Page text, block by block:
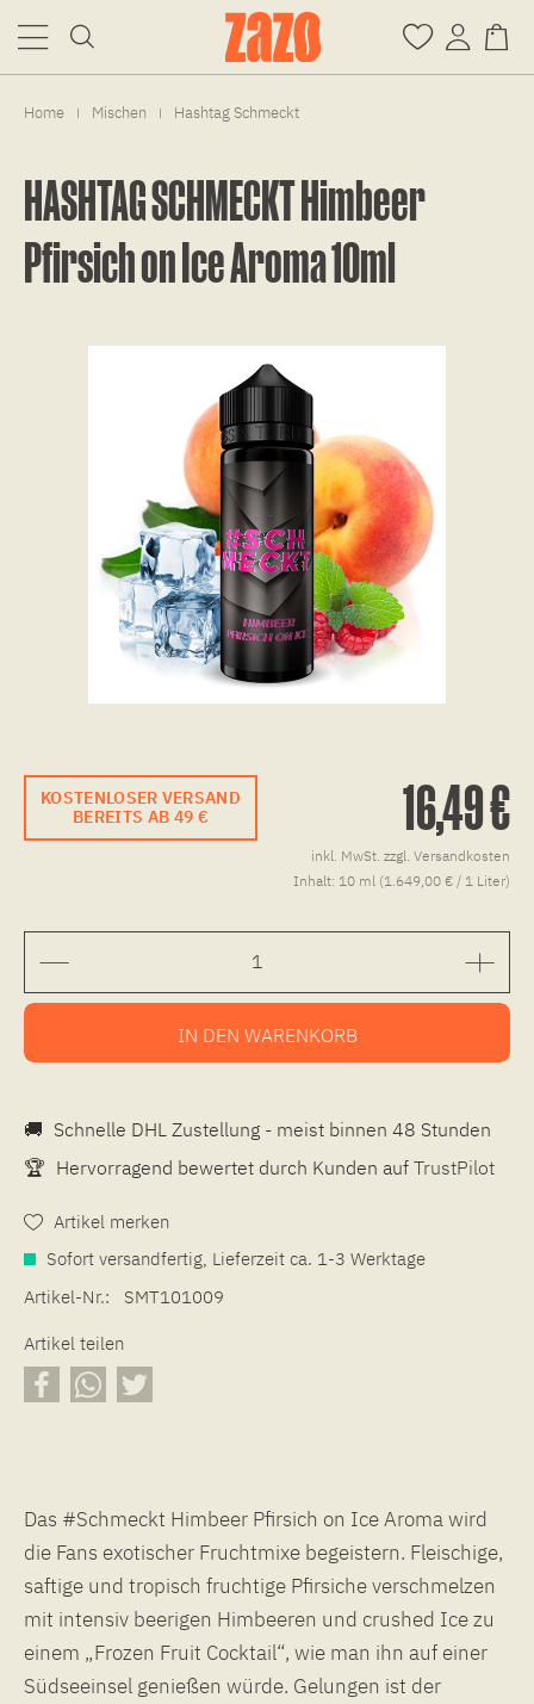
Home | Mischen | Hashtag Schmeckt
HASHTAG SCHMECKT Himbeer
Pfirsich on Ice Aroma 10ml
KOSTENLOSER VERSAND
BEREITS AB 49 €
16,49 €
inkl. MwSt. zzgl. Versandkosten
Inhalt: 10 ml (1.649,00 € / 1 Liter)
IN DEN WARENKORB
🚚 Schnelle DHL Zustellung - meist binnen 48 Stunden
🏆 Hervorragend bewertet durch Kunden auf TrustPilot
Artikel merken
Sofort versandfertig, Lieferzeit ca. 1-3 Werktage
Artikel-Nr.:
SMT101009
Artikel teilen
Das #Schmeckt Himbeer Pfirsich on Ice Aroma wird
die Fans exotischer Fruchtmixe begeistern. Fleischige,
saftige und tropisch fruchtige Pfirsiche verschmelzen
mit intensiv beerigen Himbeeren und crushed Ice zu
einem „Frozen Fruit Cocktail“, wie man ihn auf einer
Südseeinsel genießen würde. Gelungen ist der